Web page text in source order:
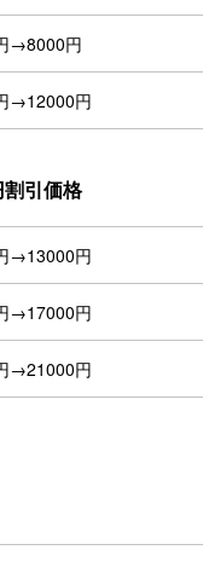
→8000円
→12000円
引価格
→13000円
→17000円
→21000円